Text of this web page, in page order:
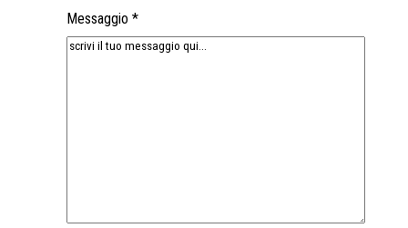
Messaggio *